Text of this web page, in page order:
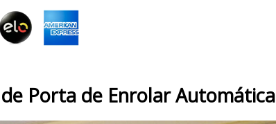
Porta de Enrolar Automática